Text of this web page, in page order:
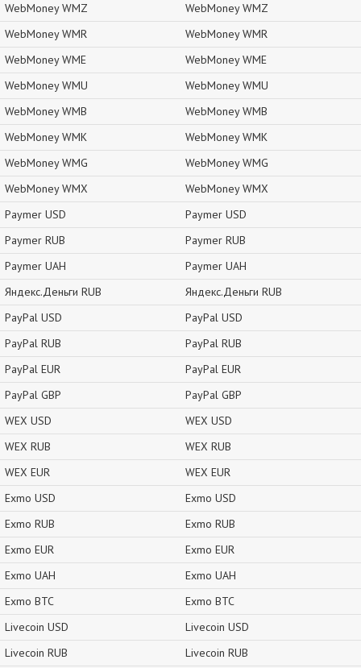
WebMoney WMZ
WebMoney WMR
WebMoney WME
WebMoney WMU
WebMoney WMB
WebMoney WMK
WebMoney WMG
WebMoney WMX
Paymer USD
Paymer RUB
Paymer UAH
Яндекс.Деньги RUB
PayPal USD
PayPal RUB
PayPal EUR
PayPal GBP
WEX USD
WEX RUB
WEX EUR
Exmo USD
Exmo RUB
Exmo EUR
Exmo UAH
Exmo BTC
Livecoin USD
Livecoin RUB
WebMoney WMZ
WebMoney WMR
WebMoney WME
WebMoney WMU
WebMoney WMB
WebMoney WMK
WebMoney WMG
WebMoney WMX
Paymer USD
Paymer RUB
Paymer UAH
Яндекс.Деньги RUB
PayPal USD
PayPal RUB
PayPal EUR
PayPal GBP
WEX USD
WEX RUB
WEX EUR
Exmo USD
Exmo RUB
Exmo EUR
Exmo UAH
Exmo BTC
Livecoin USD
Livecoin RUB